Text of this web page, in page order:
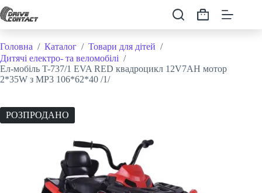
Перейти
до
Кошик
Головна / Каталог / Товари для дітей /
Дитячі електро- та веломобілі /
Ел-мобіль T-737/1 EVA RED квадроцикл 12V7AH мотор
2*35W з MP3 106*62*40 /1/
РОЗПРОДАНО